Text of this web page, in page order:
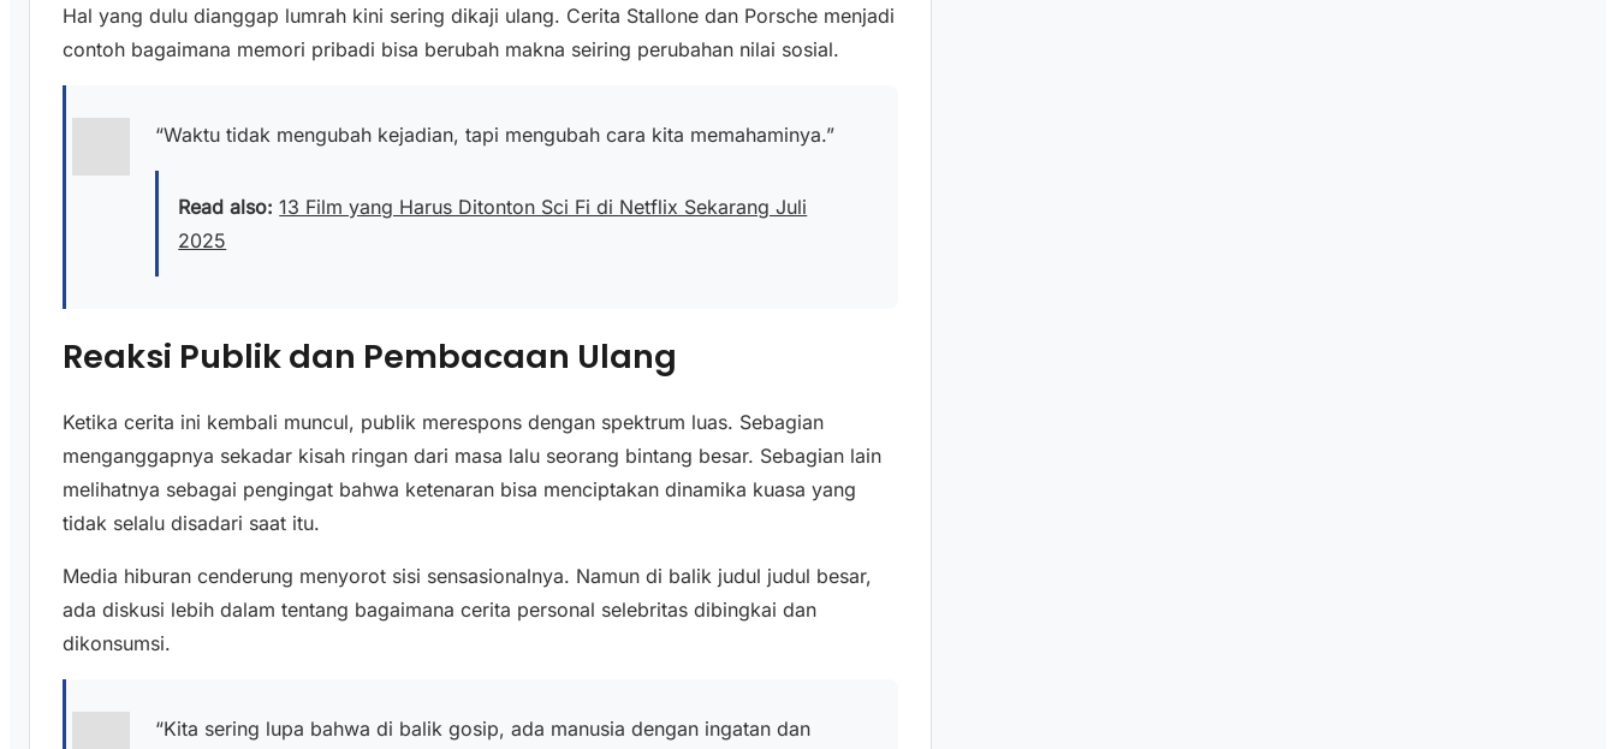
Hal yang dulu dianggap lumrah kini sering dikaji ulang. Cerita Stallone dan Porsche menjadi
contoh bagaimana memori pribadi bisa berubah makna seiring perubahan nilai sosial.
“Waktu tidak mengubah kejadian, tapi mengubah cara kita memahaminya.”
Read also: 13 Film yang Harus Ditonton Sci Fi di Netflix Sekarang Juli
2025
Reaksi Publik dan Pembacaan Ulang
Ketika cerita ini kembali muncul, publik merespons dengan spektrum luas. Sebagian
menganggapnya sekadar kisah ringan dari masa lalu seorang bintang besar. Sebagian lain
melihatnya sebagai pengingat bahwa ketenaran bisa menciptakan dinamika kuasa yang
tidak selalu disadari saat itu.
Media hiburan cenderung menyorot sisi sensasionalnya. Namun di balik judul judul besar,
ada diskusi lebih dalam tentang bagaimana cerita personal selebritas dibingkai dan
dikonsumsi.
“Kita sering lupa bahwa di balik gosip, ada manusia dengan ingatan dan